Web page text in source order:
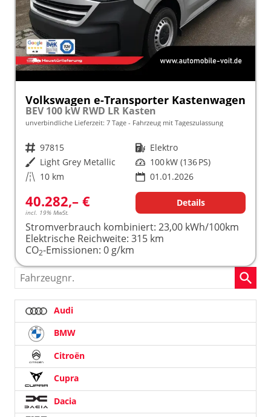
Volkswagen e-Transporter Kastenwagen
BEV 100 kW RWD LR Kasten
unverbindliche Lieferzeit: 7 Tage Fahrzeug mit Tageszulassung
Fahrzeugnr. 97815 Kraftstoff Elektro
Außenfarbe Light Grey Metallic Leistung 100 kW (136 PS)
Kilometerstand 10 km 01.01.2026
40.282,– €
incl. 19% MwSt.
Details
Stromverbrauch kombiniert: 23,00 kWh/100km
Elektrische Reichweite: 315 km
CO2-Emissionen: 0 g/km
Fahrzeugnr.
Audi
BMW
Citroën
Cupra
Dacia